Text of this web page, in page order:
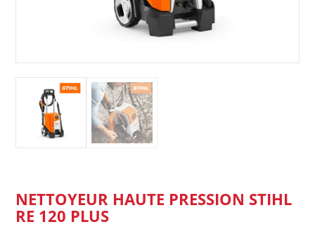
NETTOYEUR HAUTE PRESSION STIHL
RE 120 PLUS